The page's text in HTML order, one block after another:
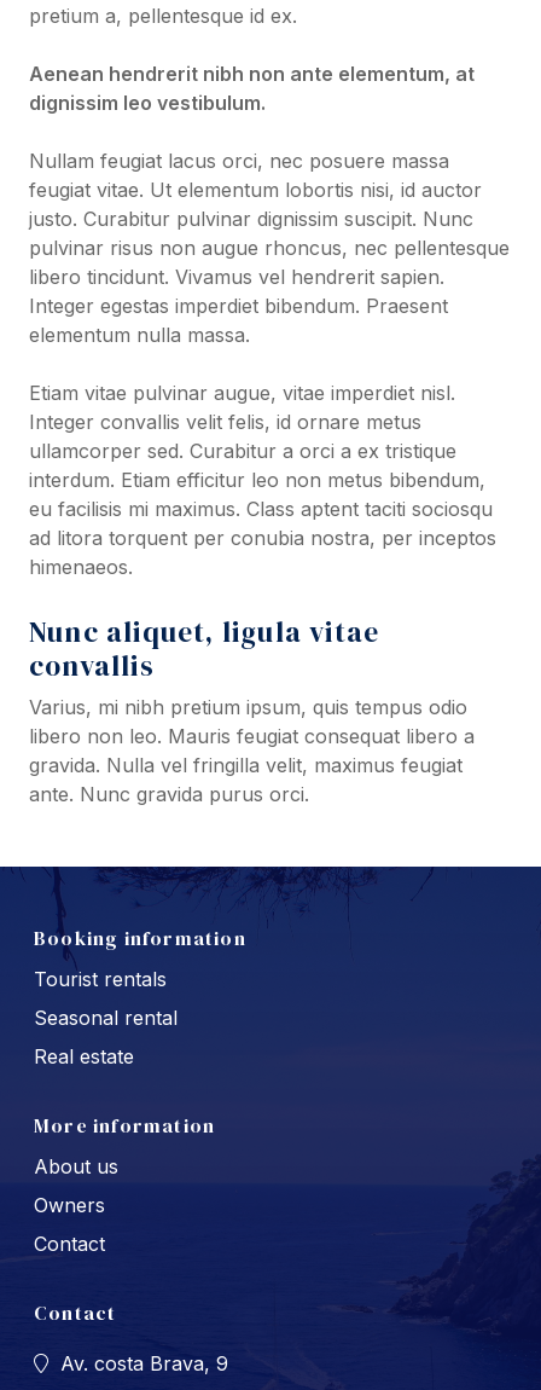
pretium a, pellentesque id ex.
Aenean hendrerit nibh non ante elementum, at
dignissim leo vestibulum.
Nullam feugiat lacus orci, nec posuere massa
feugiat vitae. Ut elementum lobortis nisi, id auctor
justo. Curabitur pulvinar dignissim suscipit. Nunc
pulvinar risus non augue rhoncus, nec pellentesque
libero tincidunt. Vivamus vel hendrerit sapien.
Integer egestas imperdiet bibendum. Praesent
elementum nulla massa.
Etiam vitae pulvinar augue, vitae imperdiet nisl.
Integer convallis velit felis, id ornare metus
ullamcorper sed. Curabitur a orci a ex tristique
interdum. Etiam efficitur leo non metus bibendum,
eu facilisis mi maximus. Class aptent taciti sociosqu
ad litora torquent per conubia nostra, per inceptos
himenaeos.
Nunc aliquet, ligula vitae
convallis
Varius, mi nibh pretium ipsum, quis tempus odio
libero non leo. Mauris feugiat consequat libero a
gravida. Nulla vel fringilla velit, maximus feugiat
ante. Nunc gravida purus orci.
Booking information
Tourist rentals
Seasonal rental
Real estate
More information
About us
Owners
Contact
Contact
Av. costa Brava, 9